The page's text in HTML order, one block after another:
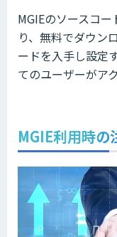
MGIEのソースコ
り、無料でダウン
ードを入手し設定
てのユーザーがア
MGIE利用時の